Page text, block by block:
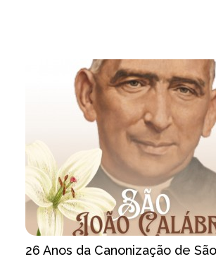
26 Anos da Canonização de